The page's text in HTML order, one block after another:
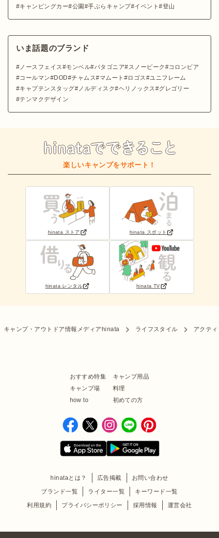
キャンピングカー 公園 手ぶらキャンプ イベント 登山
いま話題のブランド
ノースフェイス モンベル パタゴニア スノーピーク
コロンビア
コールマン
DOD チャムス マムート ロゴス
ユニフレーム
キャプテンスタッグ
ノルディスク ヘリノックス
グレゴリー
テンマクデザイン
楽しいキャンプをサポート！
hinata ストア hinata スポット
hinata レンタル hinata TV
キャンプ・アウトドア情報メディアhinata ライフスタイル アクテ
おすすめ特集
キャンプ用品
キャンプ場
料理
how to
初めての方
hinataとは？ 広告掲載
お問い合わせ
ブランド一覧
ライター一覧
キーワード一覧
利用規約
プライバシーポリシー 採用情報 運営会社